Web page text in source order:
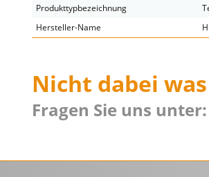
Produkttypbezeichnung
Hersteller-Name
Nicht dabei
Fragen Sie uns unter: